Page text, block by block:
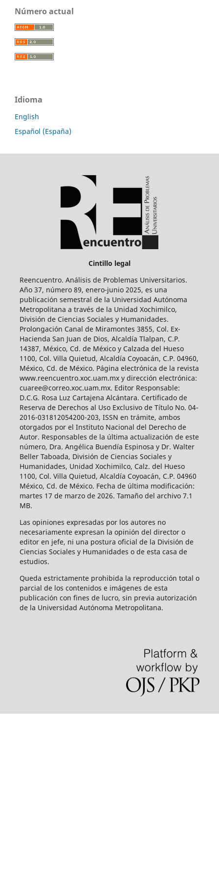
Número actual
Idioma
English
Español (España)
Cintillo legal
Reencuentro. Análisis de Problemas Universitarios.
Año 37, número 89, enero-junio 2025, es una
publicación semestral de la Universidad Autónoma
Metropolitana a través de la Unidad Xochimilco,
División de Ciencias Sociales y Humanidades.
Prolongación Canal de Miramontes 3855, Col. Ex-
Hacienda San Juan de Dios, Alcaldía Tlalpan, C.P.
14387, México, Cd. de México y Calzada del Hueso
1100, Col. Villa Quietud, Alcaldía Coyoacán, C.P. 04960,
México, Cd. de México. Página electrónica de la revista
www.reencuentro.xoc.uam.mx y dirección electrónica:
cuaree@correo.xoc.uam.mx. Editor Responsable:
D.C.G. Rosa Luz Cartajena Alcántara. Certificado de
Reserva de Derechos al Uso Exclusivo de Título No. 04-
2016-031812054200-203, ISSN en trámite, ambos
otorgados por el Instituto Nacional del Derecho de
Autor. Responsables de la última actualización de este
número, Dra. Angélica Buendía Espinosa y Dr. Walter
Beller Taboada, División de Ciencias Sociales y
Humanidades, Unidad Xochimilco, Calz. del Hueso
1100, Col. Villa Quietud, Alcaldía Coyoacán, C.P. 04960
México, Cd. de México. Fecha de última modificación:
martes 17 de marzo de 2026. Tamaño del archivo 7.1
MB.
Las opiniones expresadas por los autores no
necesariamente expresan la opinión del director o
editor en jefe, ni una postura oficial de la División de
Ciencias Sociales y Humanidades o de esta casa de
estudios.
Queda estrictamente prohibida la reproducción total o
parcial de los contenidos e imágenes de esta
publicación con fines de lucro, sin previa autorización
de la Universidad Autónoma Metropolitana.